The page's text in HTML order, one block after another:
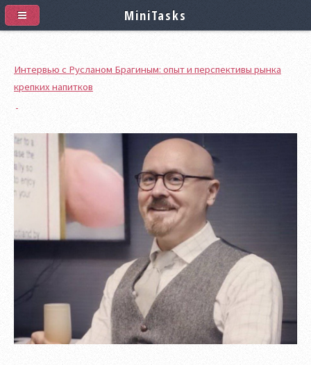
Интервью с Русланом Брагиным: опыт и перспективы рынка
крепких напитков
MiniTasks